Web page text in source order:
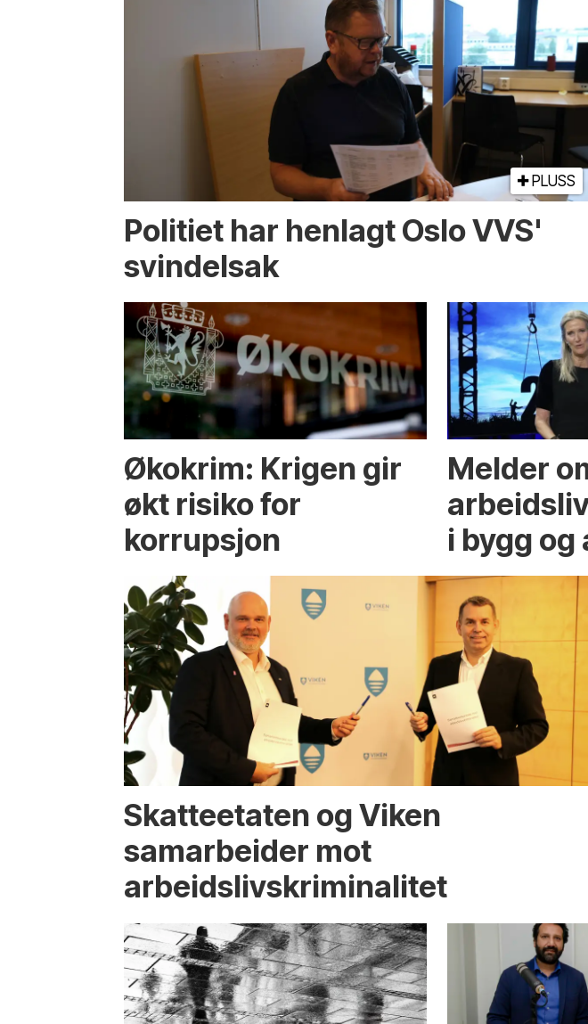
PLUSS
Politiet har henlagt Oslo VVS'
svindelsak
Økokrim: Krigen gir
økt risiko for
korrupsjon
Melder
i bygg og
Skatteetaten og Viken
samarbeider mot
arbeidslivskriminalitet